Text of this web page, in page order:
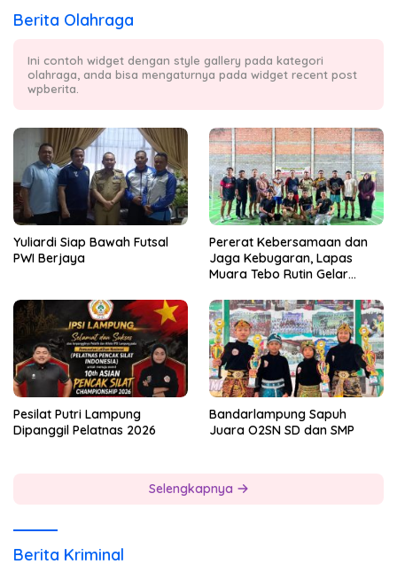
Berita Olahraga
Ini contoh widget dengan style gallery pada kategori
olahraga, anda bisa mengaturnya pada widget recent post
wpberita.
Yuliardi Siap Bawah Futsal
PWI Berjaya
Pererat Kebersamaan dan
Jaga Kebugaran, Lapas
Muara Tebo Rutin Gelar
Pesilat Putri Lampung
Dipanggil Pelatnas 2026
Bandarlampung Sapuh
Juara O2SN SD dan SMP
Selengkapnya
Berita Kriminal